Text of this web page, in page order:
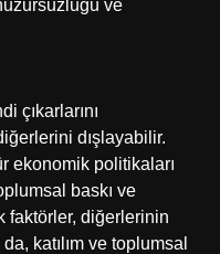
ve
çıkarlarını
dışlayabilir.
ekonomik politikaları
baskı ve
faktörler, diğerlerinin
katılım ve toplumsal